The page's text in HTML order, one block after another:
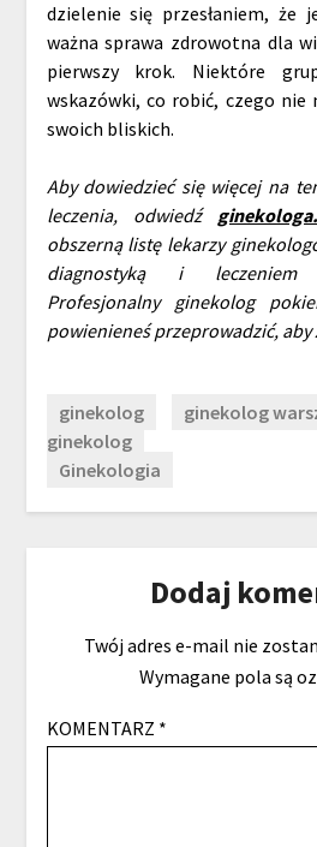
dzielenie się przesłaniem, że
ważna sprawa zdrowotna dla
pierwszy krok. Niektóre
wskazówki, co robić, czego nie
swoich bliskich.
Aby dowiedzieć się więcej na
leczenia, odwiedź
obszerną listę lekarzy
diagnostyką i leczeniem
Profesjonalny ginekolog
powienieneś przeprowadzić,
ginekolog ginekolog
ginekolog
Ginekologia
Dodaj
Twój adres e-mail nie
Wymagane pola są
KOMENTARZ *